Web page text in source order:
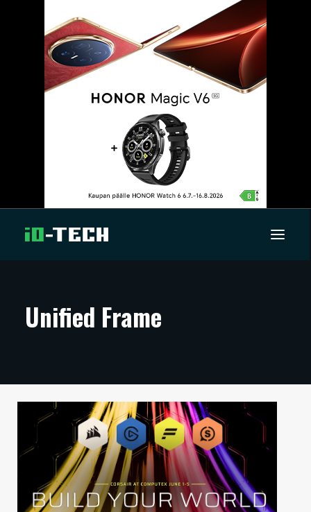
ARTIKKELIT
TECHBBS
TIETOA
HINTA.FI
VAIHDA TEEMA
Unified Frame